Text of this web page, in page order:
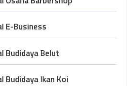
E-Business
Budidaya Belut
Budidaya Ikan Koi